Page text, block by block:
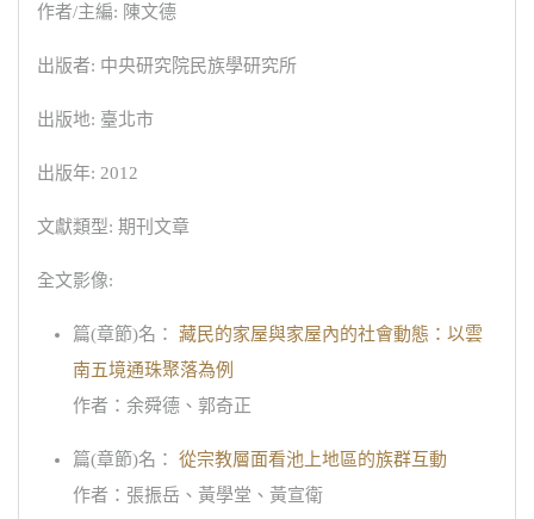
作者/主編: 陳文德
出版者: 中央研究院民族學研究所
出版地: 臺北市
出版年: 2012
文獻類型: 期刊文章
全文影像:
篇(章節)名：
藏民的家屋與家屋內的社會動態：以雲
南五境通珠聚落為例
作者：余舜德、郭奇正
篇(章節)名：
從宗教層面看池上地區的族群互動
作者：張振岳、黃學堂、黃宣衛